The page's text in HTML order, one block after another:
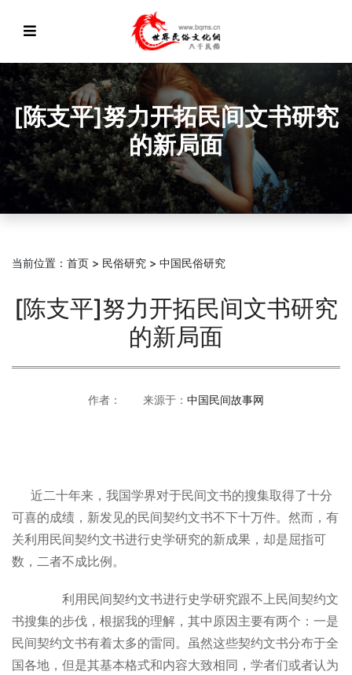
[陈支平]努力开拓民间文书研究
的新局面
当前位置： 首页 > 民俗研究 > 中国民俗研究
[陈支平]努力开拓民间文书研究
的新局面
作者： 来源于： 中国民间故事网
近二十年来，我国学界对于民间文书的搜集取得了十分
可喜的成绩，新发见的民间契约文书不下十万件。然而，有
关利用民间契约文书进行史学研究的新成果，却是屈指可
数，二者不成比例。
利用民间契约文书进行史学研究跟不上民间契约文
书搜集的步伐，根据我的理解，其中原因主要有两个：一是
民间契约文书有着太多的雷同。虽然这些契约文书分布于全
国各地，但是其基本格式和内容大致相同，学者们或者认为